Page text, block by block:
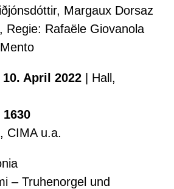
Margaux Dorsaz
Regie: Rafaële Giovanola
April 2022
| Hall,
CIMA u.a.
– Truhenorgel und